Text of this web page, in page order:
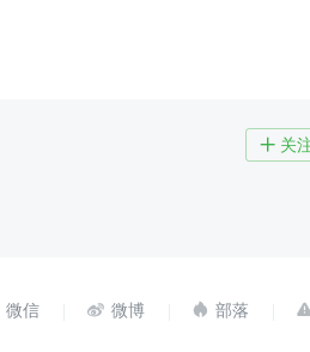
 关
 